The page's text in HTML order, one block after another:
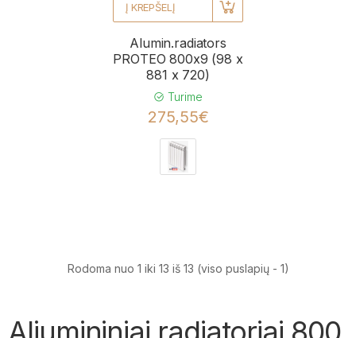
Į KREPŠELĮ
Alumin.radiators
PROTEO 800x9 (98 x
881 x 720)
Turime
275,55€
Rodoma nuo 1 iki 13 iš 13 (viso puslapių - 1)